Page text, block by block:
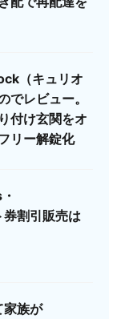
（キュリオ
でレビュー。
付け玄関をオ
リー解錠化
割引販売は
族が